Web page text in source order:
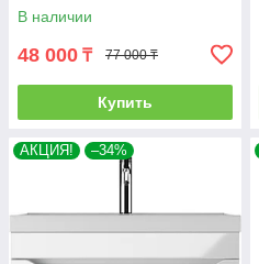
В наличии
48 000 ₸ 77 000 ₸
Купить
АКЦИЯ! –34%